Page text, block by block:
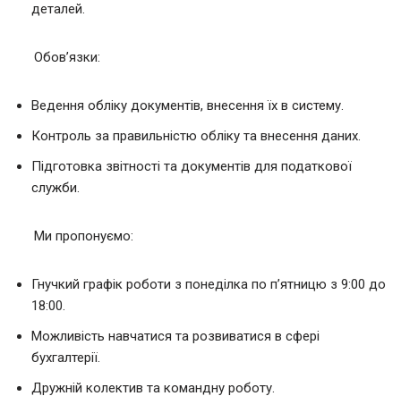
деталей.
Обов’язки:
Ведення обліку документів, внесення їх в систему.
Контроль за правильністю обліку та внесення даних.
Підготовка звітності та документів для податкової
служби.
Ми пропонуємо:
Гнучкий графік роботи з понеділка по п’ятницю з 9:00 до
18:00.
Можливість навчатися та розвиватися в сфері
бухгалтерії.
Дружній колектив та командну роботу.